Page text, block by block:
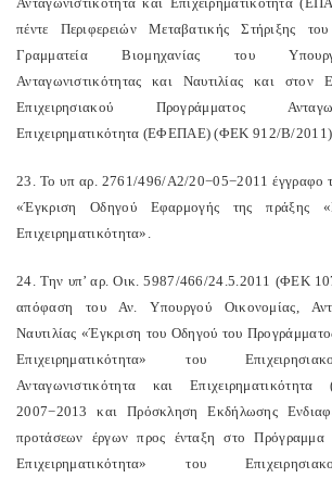
πέντε Περιφερειών Μεταβατικής Στήριξης
Γραμματεία Βιομηχανίας του
Ανταγωνιστικότητας και Ναυτιλίας και στον
Επιχειρησιακού Προγράμματος
Επιχειρηματικότητα (ΕΦΕΠΑΕ) (ΦΕΚ 912/Β/
23. Το υπ αρ. 2761/496/Α2/20−05−2011 έγγραφο
«Έγκριση Οδηγού Εφαρμογής της πράξης
Επιχειρηματικότητα».
24. Την υπ’ αρ. Οικ. 5987/466/24.5.2011 (ΦΕΚ
απόφαση του Αν. Υπουργού Οικονομίας,
Ναυτιλίας «Έγκριση του Οδηγού του
Επιχειρηματικότητα» του
Ανταγωνιστικότητα και
2007−2013 και Πρόσκληση Εκδήλωσης
προτάσεων έργων προς ένταξη στο
Επιχειρηματικότητα» του